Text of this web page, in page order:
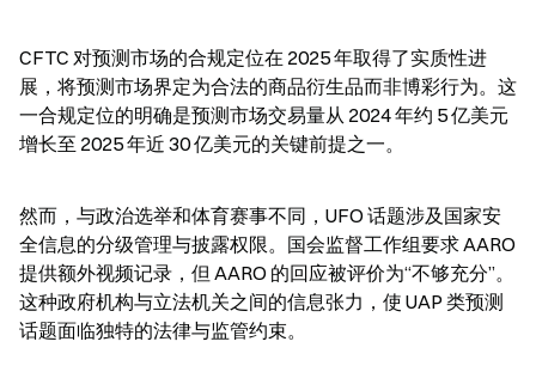
CFTC 对预测市场的合规定位在 2025 年取得了实质性进
展，将预测市场界定为合法的商品衍生品而非博彩行为。这
一合规定位的明确是预测市场交易量从 2024 年约 5 亿美元
增长至 2025 年近 30 亿美元的关键前提之一。
然而，与政治选举和体育赛事不同，UFO 话题涉及国家安
全信息的分级管理与披露权限。国会监督工作组要求 AARO
提供额外视频记录，但 AARO 的回应被评价为“不够充分”。
这种政府机构与立法机关之间的信息张力，使 UAP 类预测
话题面临独特的法律与监管约束。